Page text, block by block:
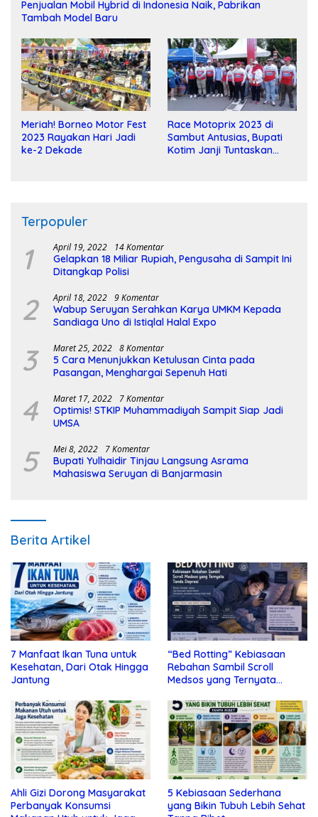
Penjualan Mobil Hybrid di Indonesia Naik, Pabrikan
Tambah Model Baru
Meriah! Borneo Motor Fest
2023 Rayakan Hari Jadi
ke-2 Dekade
Race Motoprix 2023 di
Sambut Antusias, Bupati
Kotim Janji Tuntaskan
Terpopuler
1 April 19, 2022 14 Komentar
Gelapkan 18 Miliar Rupiah, Pengusaha di Sampit Ini
Ditangkap Polisi
2 April 18, 2022 9 Komentar
Wabup Seruyan Serahkan Karya UMKM Kepada
Sandiaga Uno di Istiqlal Halal Expo
3 Maret 25, 2022 8 Komentar
5 Cara Menunjukkan Ketulusan Cinta pada
Pasangan, Menghargai Sepenuh Hati
4 Maret 17, 2022 7 Komentar
Optimis! STKIP Muhammadiyah Sampit Siap Jadi
UMSA
5 Mei 8, 2022 7 Komentar
Bupati Yulhaidir Tinjau Langsung Asrama
Mahasiswa Seruyan di Banjarmasin
Berita Artikel
7 Manfaat Ikan Tuna untuk
Kesehatan, Dari Otak Hingga
Jantung
“Bed Rotting” Kebiasaan
Rebahan Sambil Scroll
Medsos yang Ternyata
Ahli Gizi Dorong Masyarakat
Perbanyak Konsumsi
5 Kebiasaan Sederhana
yang Bikin Tubuh Lebih Sehat